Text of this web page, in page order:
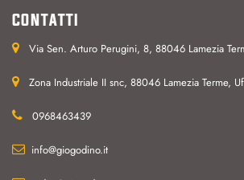
CONTATTI
Via Sen. Arturo Perugini, 8, 88046 Lamezia
Zona Industriale II snc, 88046 Lamezia Terme,
0968463439
info@giogodino.it